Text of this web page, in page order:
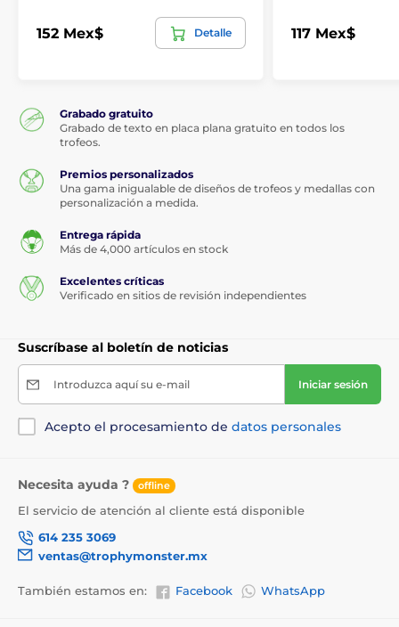
152 Mex$ Detalle 117 Mex$
Grabado gratuito
Grabado de texto en placa plana gratuito en todos los
trofeos.
Premios personalizados
Una gama inigualable de diseños de trofeos y medallas con
personalización a medida.
Entrega rápida
Más de 4,000 artículos en stock
Excelentes críticas
Verificado en sitios de revisión independientes
Suscríbase al boletín de noticias
Introduzca aquí su e-mail Iniciar sesión
Acepto el procesamiento de datos personales
Necesita ayuda ? offline
El servicio de atención al cliente está disponible
614 235 3069
ventas@trophymonster.mx
También estamos en: Facebook WhatsApp